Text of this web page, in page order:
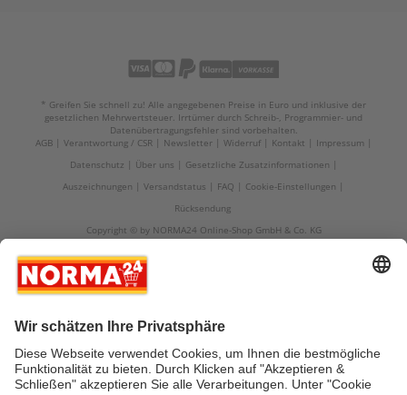
* Greifen Sie schnell zu! Alle angegebenen Preise in Euro und inklusive der
gesetzlichen Mehrwertsteuer. Irrtümer durch Schreib-, Programmier- und
Datenübertragungsfehler sind vorbehalten.
AGB
Verantwortung / CSR Newsletter Widerruf Kontakt
Impressum
Datenschutz
Über uns
Gesetzliche Zusatzinformationen
Auszeichnungen
Versandstatus FAQ
Cookie-Einstellungen
Rücksendung
Copyright © by NORMA24 Online-Shop GmbH & Co. KG